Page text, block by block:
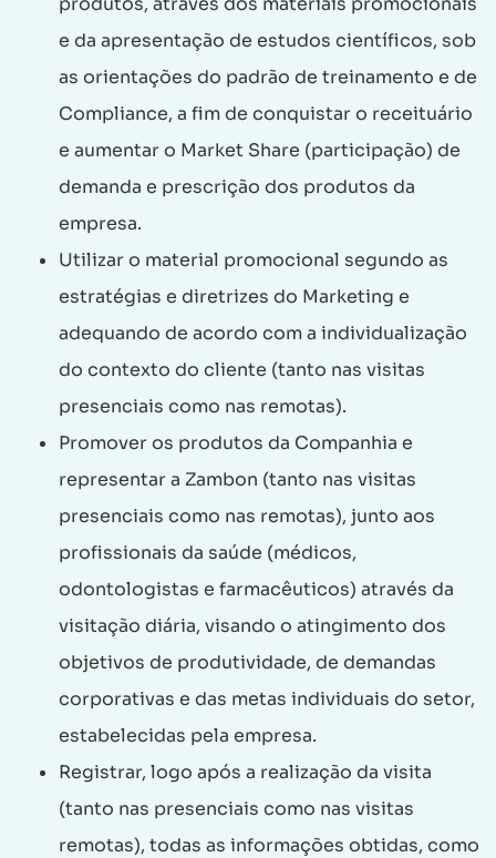
e da apresentação de estudos científicos, sob
as orientações do padrão de treinamento e de
Compliance, a fim de conquistar o receituário
e aumentar o Market Share (participação) de
demanda e prescrição dos produtos da
empresa.
Utilizar o material promocional segundo as
estratégias e diretrizes do Marketing e
adequando de acordo com a individualização
do contexto do cliente (tanto nas visitas
presenciais como nas remotas).
Promover os produtos da Companhia e
representar a Zambon (tanto nas visitas
presenciais como nas remotas), junto aos
profissionais da saúde (médicos,
odontologistas e farmacêuticos) através da
visitação diária, visando o atingimento dos
objetivos de produtividade, de demandas
corporativas e das metas individuais do setor,
estabelecidas pela empresa.
Registrar, logo após a realização da visita
(tanto nas presenciais como nas visitas
remotas), todas as informações obtidas, como